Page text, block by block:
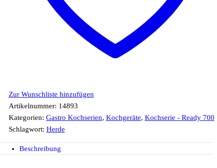
Zur Wunschliste hinzufügen
Artikelnummer: 14893
Kategorien: Gastro Kochserien, Kochgeräte, Kochserie - Ready 700
Schlagwort: Herde
Beschreibung